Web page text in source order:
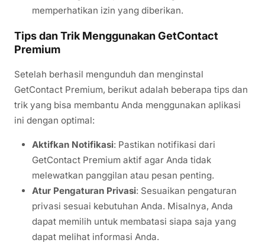
memperhatikan izin yang diberikan.
Tips dan Trik Menggunakan GetContact
Premium
Setelah berhasil mengunduh dan menginstal
GetContact Premium, berikut adalah beberapa tips dan
trik yang bisa membantu Anda menggunakan aplikasi
ini dengan optimal:
Aktifkan Notifikasi: Pastikan notifikasi dari
GetContact Premium aktif agar Anda tidak
melewatkan panggilan atau pesan penting.
Atur Pengaturan Privasi: Sesuaikan pengaturan
privasi sesuai kebutuhan Anda. Misalnya, Anda
dapat memilih untuk membatasi siapa saja yang
dapat melihat informasi Anda.